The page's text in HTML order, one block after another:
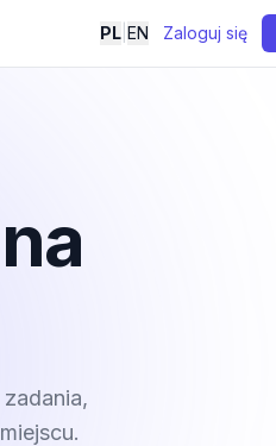
PL EN Zaloguj się